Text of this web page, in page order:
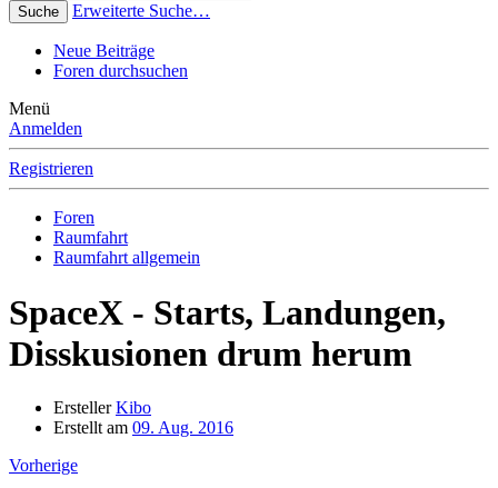
Suche Erweiterte Suche…
Neue Beiträge
Foren durchsuchen
Menü
Anmelden
Registrieren
Foren
Raumfahrt
Raumfahrt allgemein
SpaceX - Starts, Landungen,
Disskusionen drum herum
Ersteller Kibo
Erstellt am 09. Aug. 2016
Vorherige